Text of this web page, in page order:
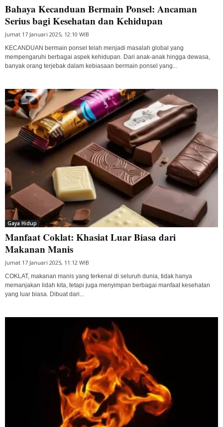
Bahaya Kecanduan Bermain Ponsel: Ancaman
Serius bagi Kesehatan dan Kehidupan
Jumat 17 Januari 2025, 12:10 WIB
KECANDUAN bermain ponsel telah menjadi masalah global yang
mempengaruhi berbagai aspek kehidupan. Dari anak-anak hingga dewasa,
banyak orang terjebak dalam kebiasaan bermain ponsel yang...
Gaya Hidup
Manfaat Coklat: Khasiat Luar Biasa dari
Makanan Manis
Jumat 17 Januari 2025, 11:12 WIB
COKLAT, makanan manis yang terkenal di seluruh dunia, tidak hanya
memanjakan lidah kita, tetapi juga menyimpan berbagai manfaat kesehatan
yang luar biasa. Dibuat dari...